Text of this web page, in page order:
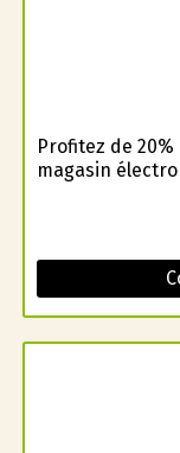
Profitez de
magasin